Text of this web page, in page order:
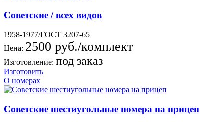
Советские / всех видов
1958-1977/ГОСТ 3207-65
Цена: 2500 руб./комплект
Изготовление: под заказ
Изготовить
О номерах
Советские шестиугольные номера на прицеп